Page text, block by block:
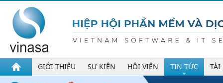
GIỚI THIỆU SỰ KIỆN HỘI VIÊN TIN TỨC TÀI